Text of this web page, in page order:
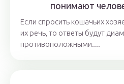
понимают
Если спросить кошачьих
их речь, то ответы будут
противоположными....